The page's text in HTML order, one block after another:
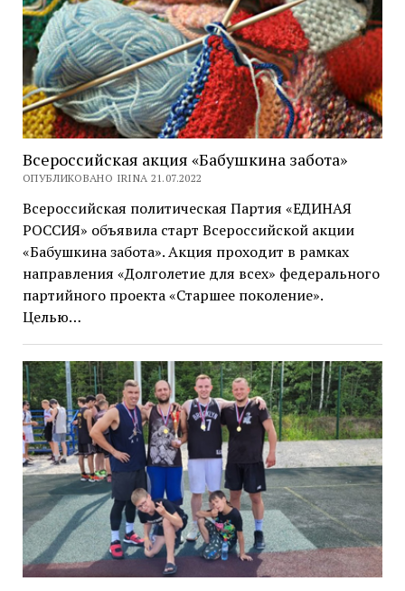
Всероссийская акция «Бабушкина забота»
ОПУБЛИКОВАНО IRINA 21.07.2022
Всероссийская политическая Партия «ЕДИНАЯ
РОССИЯ» объявила старт Всероссийской акции
«Бабушкина забота». Акция проходит в рамках
направления «Долголетие для всех» федерального
партийного проекта «Старшее поколение».
Целью…